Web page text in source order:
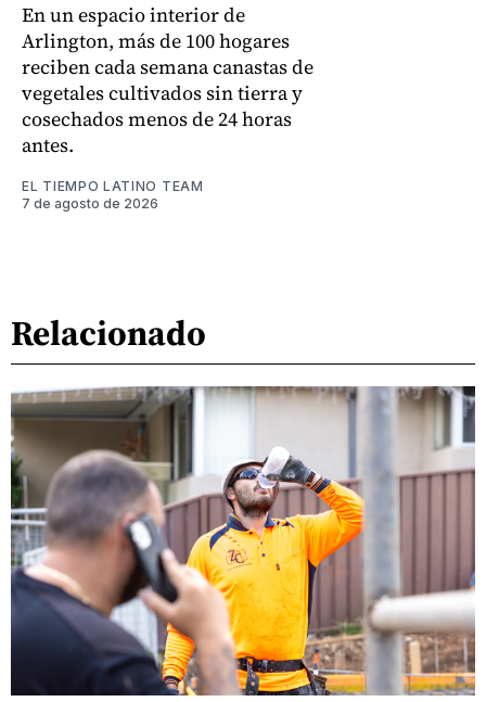
En un espacio interior de
Arlington, más de 100 hogares
reciben cada semana canastas de
vegetales cultivados sin tierra y
cosechados menos de 24 horas
antes.
EL TIEMPO LATINO TEAM
7 de agosto de 2026
Relacionado